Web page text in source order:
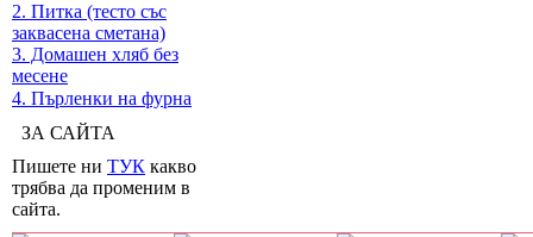
2. Питка (тесто със
заквасена сметана)
3. Домашен хляб без
месене
4. Пърленки на фурна
ЗА САЙТА
Пишете ни ТУК какво
трябва да променим в
сайта.